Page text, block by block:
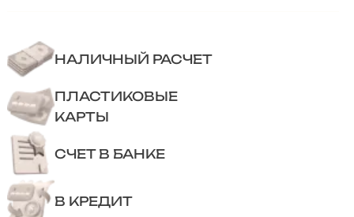
НАЛИЧНЫЙ РАСЧЕТ
ПЛАСТИКОВЫЕ
КАРТЫ
СЧЕТ В БАНКЕ
В КРЕДИТ